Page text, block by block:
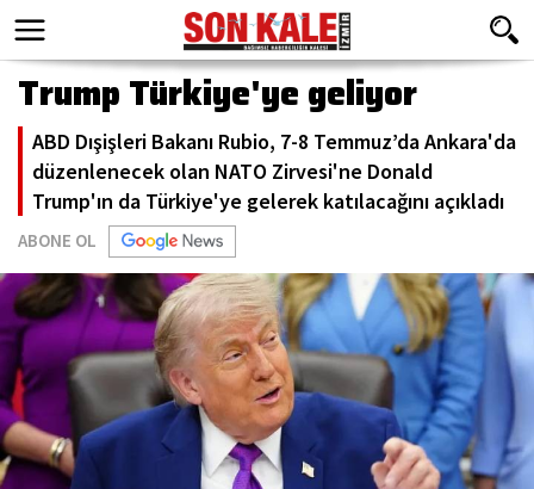
Trump Türkiye'ye geliyor
ABD Dışişleri Bakanı Rubio, 7-8 Temmuz’da Ankara'da
düzenlenecek olan NATO Zirvesi'ne Donald
Trump'ın da Türkiye'ye gelerek katılacağını açıkladı
ABONE OL